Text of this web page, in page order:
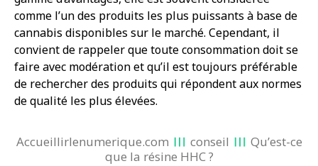
comme l’un des produits les plus puissants à base de
cannabis disponibles sur le marché. Cependant, il
convient de rappeler que toute consommation doit se
faire avec modération et qu’il est toujours préférable
de rechercher des produits qui répondent aux normes
de qualité les plus élevées.
Accueillirlenumerique.com conseil
Qu’est-ce
que la résine HHC ?